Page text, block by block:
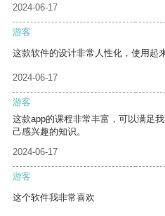
2024-06-17
游客
这款软件的设计非常人性化，使用起
2024-06-17
游客
这款app的课程非常丰富，可以满足
己感兴趣的知识。
2024-06-17
游客
这个软件我非常喜欢